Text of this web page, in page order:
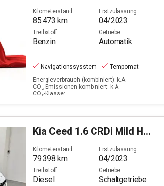
Kilometerstand
85.473 km
Erstzulassung
04/2023
Treibstoff
Benzin
Getriebe
Automatik
Navigationssysstem
Tempomat
Energieverbrauch (kombiniert): k.A.
CO₂-Emissionen kombiniert: k.A.
CO₂-Klasse:
Kia Ceed 1.6 CRDi Mild Hybrid Vision (EURO 6d)
Kilometerstand
79.398 km
Erstzulassung
04/2023
Treibstoff
Diesel
Getriebe
Schaltgetriebe